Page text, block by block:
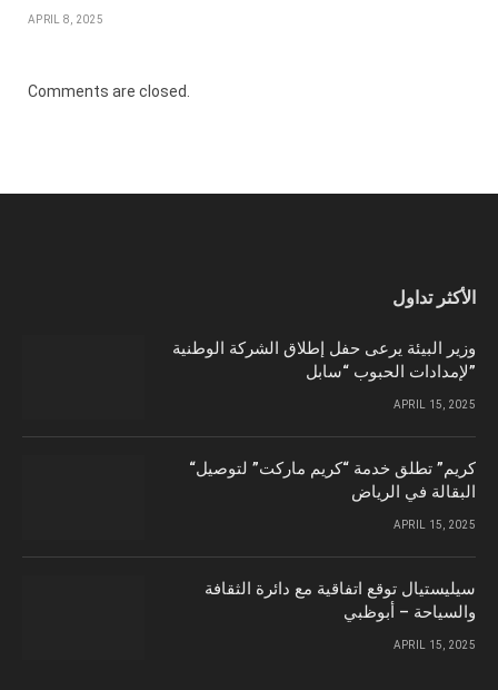
APRIL 8, 2025
Comments are closed.
الأكثر تداول
وزير البيئة يرعى حفل إطلاق الشركة الوطنية
لإمدادات الحبوب “سابل”
APRIL 15, 2025
“كريم” تطلق خدمة “كريم ماركت” لتوصيل
البقالة في الرياض
APRIL 15, 2025
سيليستيال توقع اتفاقية مع دائرة الثقافة
والسياحة – أبوظبي
APRIL 15, 2025